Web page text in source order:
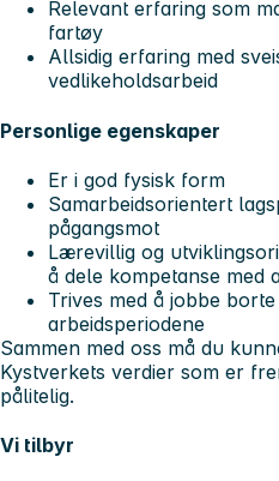
Relevant erfaring som
fartøy
Allsidig erfaring med
vedlikeholdsarbeid
Personlige egenskaper
Er i god fysisk form
Samarbeidsorientert
pågangsmot
Lærevillig og
å dele kompetanse med
Trives med å jobbe
arbeidsperiodene
Sammen med oss må du
Kystverkets verdier som er
pålitelig.
Vi tilbyr